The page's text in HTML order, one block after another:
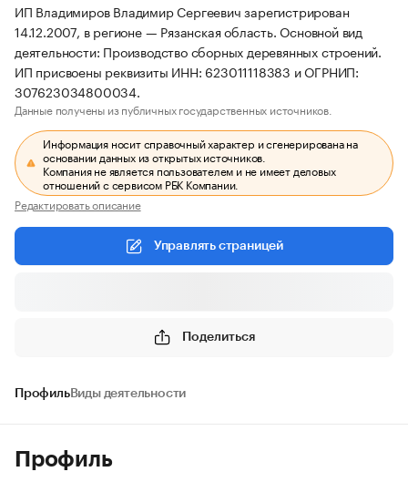
ИП Владимиров Владимир Сергеевич зарегистрирован
14.12.2007, в регионе — Рязанская область. Основной вид
деятельности: Производство сборных деревянных строений.
ИП присвоены реквизиты ИНН: 623011118383 и ОГРНИП:
307623034800034.
Данные получены из публичных государственных источников.
Информация носит справочный характер и сгенерирована на
основании данных из открытых источников.
Компания не является пользователем и не имеет деловых
отношений с сервисом РБК Компании.
Редактировать описание
Управлять страницей
Поделиться
ПрофильВиды деятельности
Профиль